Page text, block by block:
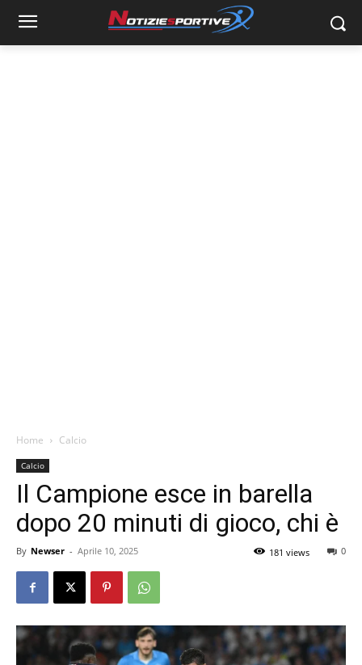
Home Calcio
Calcio
Il Campione esce in barella
dopo 20 minuti di gioco, chi è
By Newser - Aprile 10, 2025 0
181 views